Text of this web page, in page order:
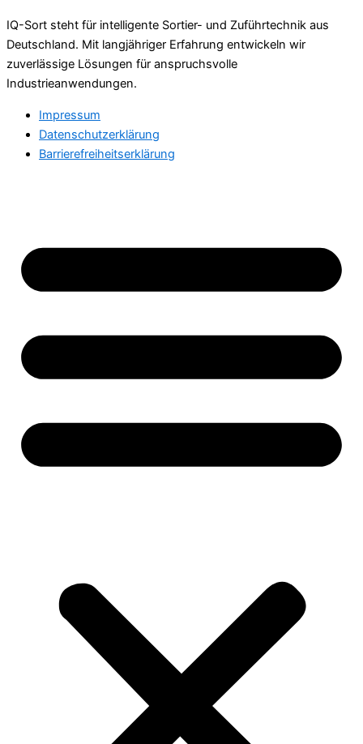
IQ-Sort steht für intelligente Sortier- und Zuführtechnik aus
Deutschland. Mit langjähriger Erfahrung entwickeln wir
zuverlässige Lösungen für anspruchsvolle
Industrieanwendungen.
Impressum
Datenschutzerklärung
Barrierefreiheitserklärung